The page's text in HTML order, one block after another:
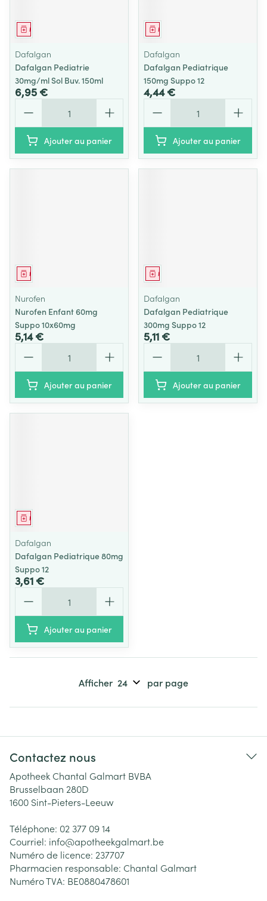
Médicament
Dafalgan
Dafalgan Pediatrie
30mg/ml Sol Buv. 150ml
6,95 €
Ajouter au panier
Médicament
Dafalgan
Dafalgan Pediatrique
150mg Suppo 12
4,44 €
Ajouter au panier
Médicament
Nurofen
Nurofen Enfant 60mg
Suppo 10x60mg
5,14 €
Ajouter au panier
Médicament
Dafalgan
Dafalgan Pediatrique
300mg Suppo 12
5,11 €
Ajouter au panier
Médicament
Dafalgan
Dafalgan Pediatrique 80mg
Suppo 12
3,61 €
Ajouter au panier
Afficher par page
Contactez nous
Apotheek Chantal Galmart BVBA
Brusselbaan 280D
1600 Sint-Pieters-Leeuw
Téléphone: 02 377 09 14
Courriel: info@apotheekgalmart.be
Numéro de licence: 237707
Pharmacien responsable: Chantal Galmart
Numéro TVA: BE0880478601